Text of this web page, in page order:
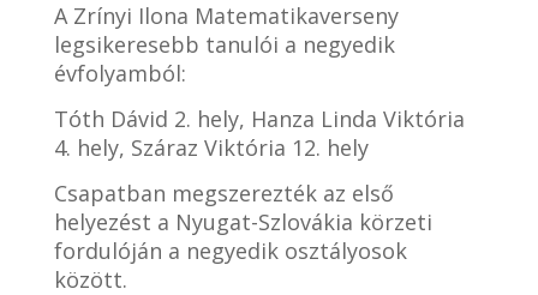
A Zrínyi Ilona Matematikaverseny
legsikeresebb tanulói a negyedik
évfolyamból:
Tóth Dávid 2. hely, Hanza Linda Viktória
4. hely, Száraz Viktória 12. hely
Csapatban megszerezték az első
helyezést a Nyugat-Szlovákia körzeti
fordulóján a negyedik osztályosok
között.